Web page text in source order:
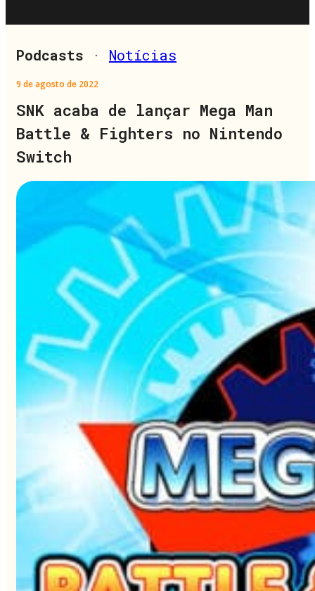
Podcasts · Notícias
9 de agosto de 2022
SNK acaba de lançar Mega Man
Battle & Fighters no Nintendo
Switch